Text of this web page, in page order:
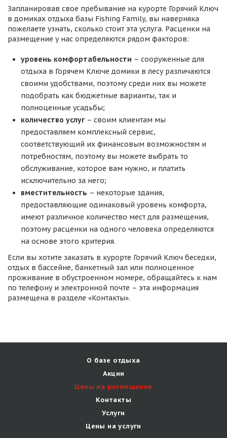
Запланировав свое пребывание на курорте Горячий Ключ
в домиках отдыха базы Fishing Family, вы наверняка
пожелаете узнать, сколько стоит эта услуга. Расценки на
размещение у нас определяются рядом факторов:
уровень комфортабельности – сооруженные для
отдыха в Горячем Ключе домики в лесу различаются
своими удобствами, поэтому среди них вы можете
подобрать как бюджетные варианты, так и
полноценные усадьбы;
количество услуг – своим клиентам мы
предоставляем комплексный сервис,
соответствующий их финансовым возможностям и
потребностям, поэтому вы можете выбрать то
обслуживание, которое вам нужно, и платить
исключительно за него;
вместительность – некоторые здания,
предоставляющие одинаковый уровень комфорта,
имеют различное количество мест для размещения,
поэтому расценки на одного человека определяются
на основе этого критерия.
Если вы хотите заказать в курорте Горячий Ключ беседки,
отдых в бассейне, банкетный зал или полноценное
проживание в обустроенном номере, обращайтесь к нам
по телефону и электронной почте – эта информация
размещена в разделе «Контакты».
О базе отдыха
Акции
Цены на размещение
Контакты
Услуги
Цены на услуги